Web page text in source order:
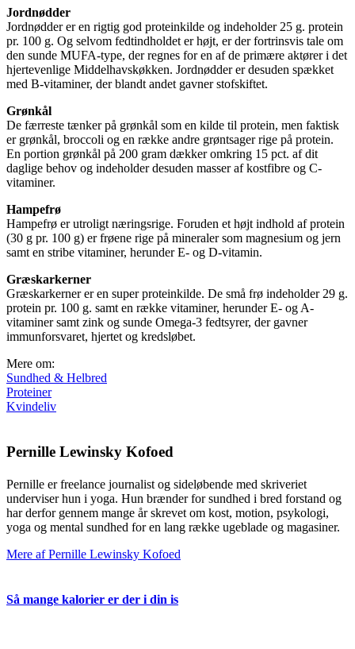
Jordnødder
Jordnødder er en rigtig god proteinkilde og indeholder 25 g. protein
pr. 100 g. Og selvom fedtindholdet er højt, er der fortrinsvis tale om
den sunde MUFA-type, der regnes for en af de primære aktører i det
hjertevenlige Middelhavskøkken. Jordnødder er desuden spækket
med B-vitaminer, der blandt andet gavner stofskiftet.
Grønkål
De færreste tænker på grønkål som en kilde til protein, men faktisk
er grønkål, broccoli og en række andre grøntsager rige på protein.
En portion grønkål på 200 gram dækker omkring 15 pct. af dit
daglige behov og indeholder desuden masser af kostfibre og C-
vitaminer.
Hampefrø
Hampefrø er utroligt næringsrige. Foruden et højt indhold af protein
(30 g pr. 100 g) er frøene rige på mineraler som magnesium og jern
samt en stribe vitaminer, herunder E- og D-vitamin.
Græskarkerner
Græskarkerner er en super proteinkilde. De små frø indeholder 29 g.
protein pr. 100 g. samt en række vitaminer, herunder E- og A-
vitaminer samt zink og sunde Omega-3 fedtsyrer, der gavner
immunforsvaret, hjertet og kredsløbet.
Mere om:
Sundhed & Helbred
Proteiner
Kvindeliv
Pernille Lewinsky Kofoed
Pernille er freelance journalist og sideløbende med skriveriet
underviser hun i yoga. Hun brænder for sundhed i bred forstand og
har derfor gennem mange år skrevet om kost, motion, psykologi,
yoga og mental sundhed for en lang række ugeblade og magasiner.
Mere af Pernille Lewinsky Kofoed
Så mange kalorier er der i din is